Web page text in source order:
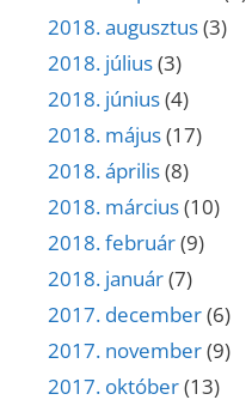
2018. augusztus(3)
2018. július(3)
2018. június(4)
2018. május(17)
2018. április(8)
2018. március(10)
2018. február(9)
2018. január(7)
2017. december(6)
2017. november(9)
2017. október(13)